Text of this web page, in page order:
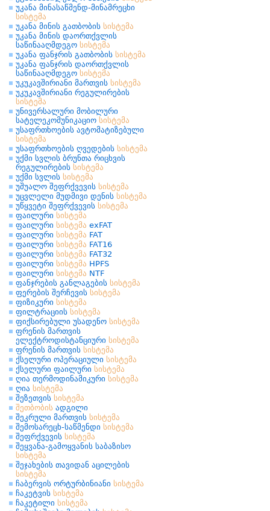
უკანა მინასაწმენდ-მინამრეცხი
სისტემა
უკანა მინის გათბობის სისტემა
უკანა მინის დაორთქვლის
საწინააღმდეგო სისტემა
უკანა ფანჯრის გათბობის სისტემა
უკანა ფანჯრის დაორთქვლის
საწინააღმდეგო სისტემა
უკუკავშირიანი მართვის სისტემა
უკუკავშირიანი რეგულირების
სისტემა
უნივერსალური მობილური
სატელეკომუნიკაციო სისტემა
უსაფრთხოების ავტომატიზებული
სისტემა
უსაფრთხოების ღვედების სისტემა
უქმი სვლის ბრუნთა რიცხვის
რეგულირების სისტემა
უქმი სვლის სისტემა
უშუალო შეფრქვევის სისტემა
უცვლელი მუდმივი დენის სისტემა
უწყვეტი შეფრქვევის სისტემა
ფაილური სისტემა
ფაილური სისტემა exFAT
ფაილური სისტემა FAT
ფაილური სისტემა FAT16
ფაილური სისტემა FAT32
ფაილური სისტემა HPFS
ფაილური სისტემა NTF
ფანჯრების განლაგების სისტემა
ფერების შერჩევის სისტემა
ფიზიკური სისტემა
ფილტრაციის სისტემა
ფიქსირებული უსადენო სისტემა
ფრენის მართვის
ელექტროდისტანციური სისტემა
ფრენის მართვის სისტემა
ქსელური ოპერაციული სისტემა
ქსელური ფაილური სისტემა
ღია თერმოდინამიკური სისტემა
ღია სისტემა
შეზეთვის სისტემა
შეთბობის ადგილი
შეკრული მართვის სისტემა
შემოსარეცხ-საწმენდი სისტემა
შეფრქვევის სისტემა
შეყვანა-გამოყვანის საბაზისო
სისტემა
შეჯახების თავიდან აცილების
სისტემა
ჩაბერვის ორტურბინიანი სისტემა
ჩაკეტვის სისტემა
ჩაკეტილი სისტემა